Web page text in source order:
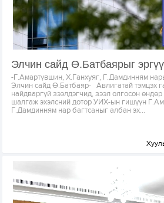
Элчин сайд Ө.Батбаярыг
-Г.Амартүвшин, Х.Ганхуяг, Г.Дамдинням
Элчин сайд Ө.Батбаяр- Авлигатай тэмцэх
найдваргүй зээлдэгчид, зээл олгосон
шалгаж эхэлсний дотор УИХ-ын гишүүн
Г.Дамдинням нар багтсаныг албан эх...